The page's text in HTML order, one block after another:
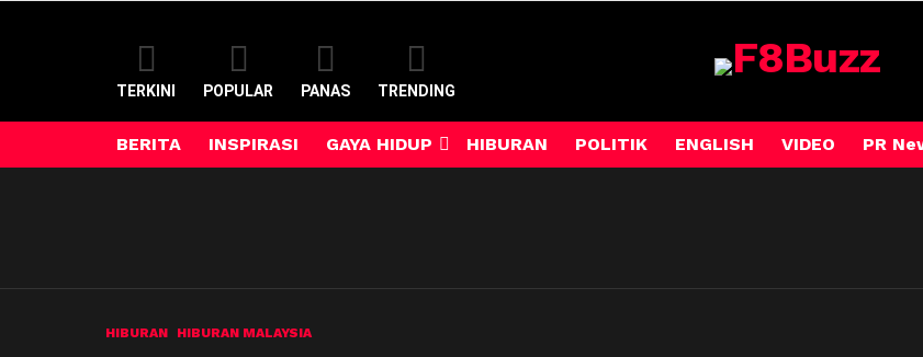
TERKINI POPULAR PANAS TRENDING
BERITA INSPIRASI GAYA HIDUP HIBURAN POLITIK ENGLISH VIDEO PR
HIBURAN HIBURAN MALAYSIA